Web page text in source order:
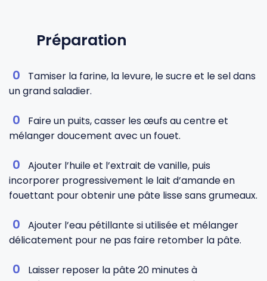
Préparation
Tamiser la farine, la levure, le sucre et le sel dans
un grand saladier.
Faire un puits, casser les œufs au centre et
mélanger doucement avec un fouet.
Ajouter l’huile et l’extrait de vanille, puis
incorporer progressivement le lait d’amande en
fouettant pour obtenir une pâte lisse sans grumeaux.
Ajouter l’eau pétillante si utilisée et mélanger
délicatement pour ne pas faire retomber la pâte.
Laisser reposer la pâte 20 minutes à